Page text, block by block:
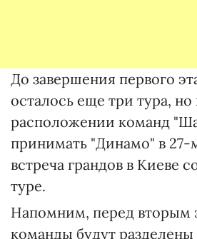
До завершения первого
осталось еще три тура,
расположении команд
принимать "Динамо" в 27-
встреча грандов в Киеве
туре.
Напомним, перед вторым
команды будут разделены